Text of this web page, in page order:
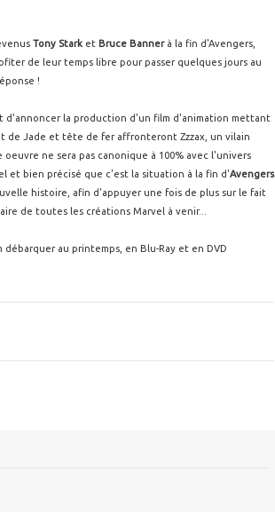
Tony Stark et Bruce Bannerà la fin d'Avengers,
de leur temps libre pour passer quelques jours au
!
d'annoncer la production d'un film d'animation mettant
de Jade et tête de fer affronteront Zzzax, un vilain
ne sera pas canonique à 100% avec l'univers
et bien précisé que c'est la situation à la fin d'Avengers
histoire, afin d'appuyer une fois de plus sur le fait
de toutes les créations Marvel à venir...
au printemps, en Blu-Ray et en DVD